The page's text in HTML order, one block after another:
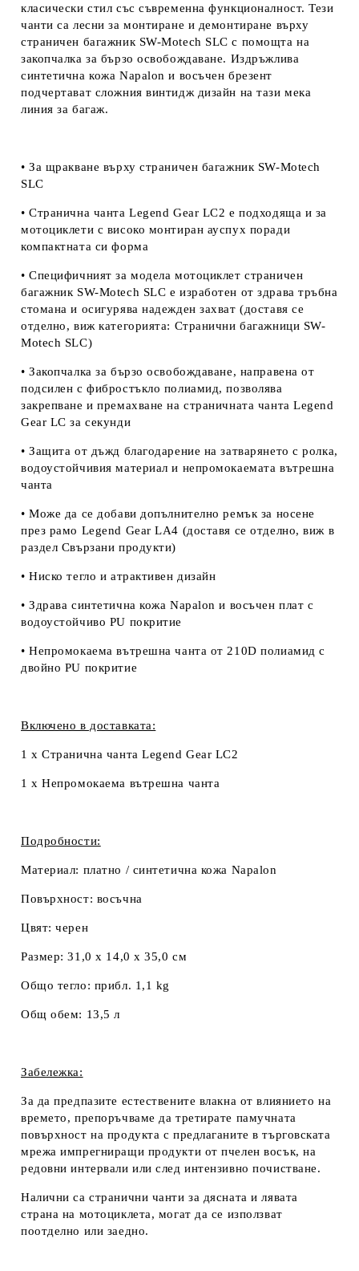
класически стил със съвременна функционалност. Тези
чанти са лесни за монтиране и демонтиране върху
страничен багажник SW-Motech SLC с помощта на
закопчалка за бързо освобождаване. Издръжлива
синтетична кожа Napalon и восъчен брезент
подчертават сложния винтидж дизайн на тази мека
линия за багаж.
• За щракване върху страничен багажник SW-Motech
SLC
• Странична чанта Legend Gear LC2 е подходяща и за
мотоциклети с високо монтиран ауспух поради
компактната си форма
• Специфичният за модела мотоциклет страничен
багажник SW-Motech SLC е изработен от здрава тръбна
стомана и осигурява надежден захват (доставя се
отделно, виж категорията: Странични багажници SW-
Motech SLC)
• Закопчалка за бързо освобождаване, направена от
подсилен с фибростъкло полиамид, позволява
закрепване и премахване на страничната чанта Legend
Gear LC за секунди
• Защита от дъжд благодарение на затварянето с ролка,
водоустойчивия материал и непромокаемата вътрешна
чанта
• Може да се добави допълнително ремък за носене
през рамо Legend Gear LA4 (доставя се отделно, виж в
раздел Свързани продукти)
• Ниско тегло и атрактивен дизайн
• Здрава синтетична кожа Napalon и восъчен плат с
водоустойчиво PU покритие
• Непромокаема вътрешна чанта от 210D полиамид с
двойно PU покритие
Включено в доставката:
1 x Странична чанта Legend Gear LC2
1 x Непромокаема вътрешна чанта
Подробности:
Материал: платно / синтетична кожа Napalon
Повърхност: восъчна
Цвят:черен
Размер:31,0 x 14,0 x 35,0 см
Общо тегло: прибл. 1,1 kg
Общ обем: 13,5 л
Забележка:
За да предпазите естествените влакна от влиянието на
времето, препоръчваме да третирате памучната
повърхност на продукта с предлаганите в търговската
мрежа импрегниращи продукти от пчелен восък, на
редовни интервали или след интензивно почистване.
Налични са странични чанти за дясната и лявата
страна на мотоциклета, могат да се използват
поотделно или заедно.